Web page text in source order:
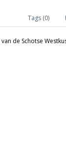
Tags (0)
de Schotse